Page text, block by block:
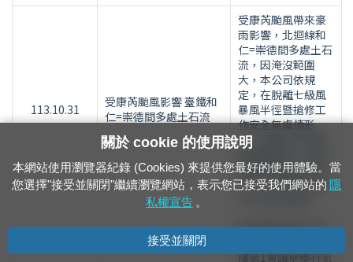
113.10.31
受康芮颱風影響 臺鐵和
仁=崇德間多處土石流
受康芮颱風帶來豪
雨影響，北迴線和
仁=崇德間多處土石
流，因淹沒範圍
大，本公司依規
定，在脫離七級風
暴風半徑暨搶修工
作安全無虞情形
下，出動人員及機
具積極搶修，在確
認路線及號誌均安
全下，於11月1日下
臺灣鐵路企業工會
樓第1會議室舉行第
關於 cookie 的使用說明
本網站使用瀏覽器紀錄 (Cookies) 來提供您最好的使用體驗。當
您選擇"接受並關閉"繼續瀏覽網站，表示您已接受我們網站的 隱
私權宣告 。
接受並關閉